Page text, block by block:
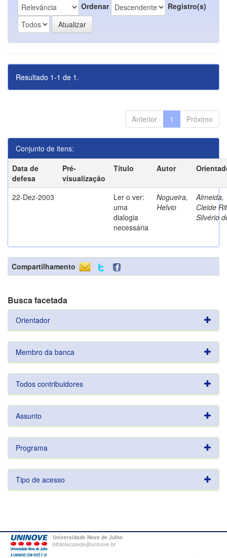
Ordenar Registro(s)
Resultado 1-1 de 1.
Anterior 1 Próximo
Conjunto de itens:
Data de
defesa
Pré-
visualização
Título Autor
22-Dez-2003
Ler o ver:
uma
dialogia
necessária
Nogueira,
Helvio
Almeida,
Cleide
Silvério
Compartilhamento
Busca facetada
Orientador
Membro da banca
Todos contribuidores
Assunto
Programa
Tipo de acesso
Universidade Nove de Julho
bibliotecatede@uninove.br